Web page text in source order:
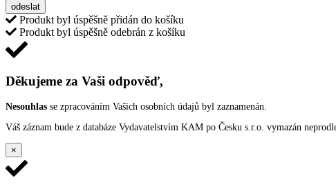
odeslat
Produkt byl úspěšně přidán do košíku
Produkt byl úspěšně odebrán z košíku
Děkujeme za Vaši odpověď,
Nesouhlas se zpracováním Vašich osobních údajů byl zaznamenán.
Váš záznam bude z databáze Vydavatelstvím KAM po Česku s.r.o. vymazán
×